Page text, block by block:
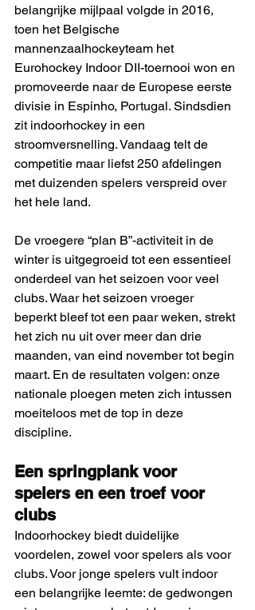
belangrijke mijlpaal volgde in 2016,
toen het Belgische
mannenzaalhockeyteam het
Eurohockey Indoor DII-toernooi won en
promoveerde naar de Europese eerste
divisie in Espinho, Portugal. Sindsdien
zit indoorhockey in een
stroomversnelling. Vandaag telt de
competitie maar liefst 250 afdelingen
met duizenden spelers verspreid over
het hele land.
De vroegere “plan B”-activiteit in de
winter is uitgegroeid tot een essentieel
onderdeel van het seizoen voor veel
clubs. Waar het seizoen vroeger
beperkt bleef tot een paar weken, strekt
het zich nu uit over meer dan drie
maanden, van eind november tot begin
maart. En de resultaten volgen: onze
nationale ploegen meten zich intussen
moeiteloos met de top in deze
discipline.
Een springplank voor
spelers en een troef voor
clubs
Indoorhockey biedt duidelijke
voordelen, zowel voor spelers als voor
clubs. Voor jonge spelers vult indoor
een belangrijke leemte: de gedwongen